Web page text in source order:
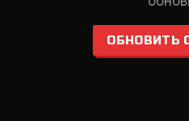
ОБНОВИТЬ